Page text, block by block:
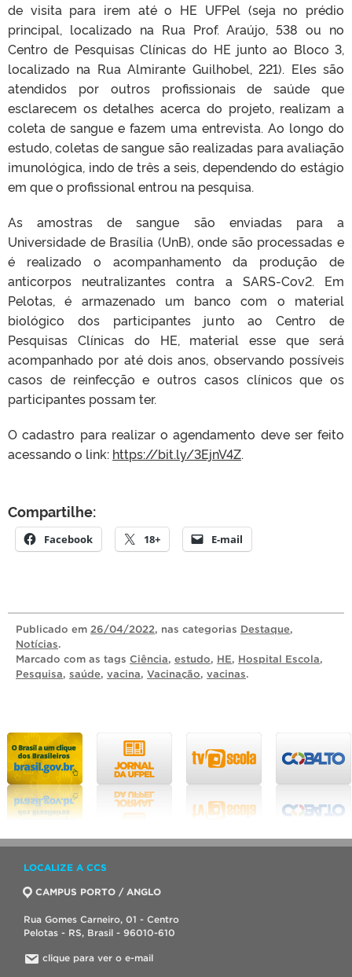
de visita para irem até o HE UFPel (seja no prédio
principal, localizado na Rua Prof. Araújo, 538 ou no
Centro de Pesquisas Clínicas do HE junto ao Bloco 3,
localizado na Rua Almirante Guilhobel, 221). Eles são
atendidos por outros profissionais de saúde que
esclarecem os detalhes acerca do projeto, realizam a
coleta de sangue e fazem uma entrevista. Ao longo do
estudo, coletas de sangue são realizadas para avaliação
imunológica, indo de três a seis, dependendo do estágio
em que o profissional entrou na pesquisa.
As amostras de sangue são enviadas para a
Universidade de Brasília (UnB), onde são processadas e
é realizado o acompanhamento da produção de
anticorpos neutralizantes contra a SARS-Cov2. Em
Pelotas, é armazenado um banco com o material
biológico dos participantes junto ao Centro de
Pesquisas Clínicas do HE, material esse que será
acompanhado por até dois anos, observando possíveis
casos de reinfecção e outros casos clínicos que os
participantes possam ter.
O cadastro para realizar o agendamento deve ser feito
acessando o link: https://bit.ly/3EjnV4Z.
Compartilhe:
Facebook 18+ E-mail
Publicado em 26/04/2022, nas categorias Destaque,
Notícias.
Marcado com as tags Ciência, estudo, HE, Hospital Escola,
Pesquisa, saúde, vacina, Vacinação, vacinas.
LOCALIZE A CCS
CAMPUS PORTO / ANGLO
Rua Gomes Carneiro, 01 - Centro
Pelotas - RS, Brasil - 96010-610
clique para ver o e-mail